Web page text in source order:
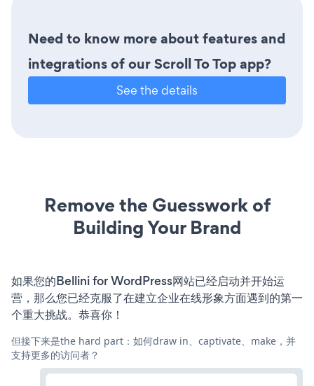
Need to know more about features and
integrations of our Scroll To Top app?
See the details
Remove the Guesswork of
Building Your Brand
如果您的Bellini for WordPress网站已经启动并开始运
营，那么您已经克服了在建立企业在线形象方面遇到的第一
个重大挑战。恭喜你！
但接下来是the hard part：如何draw in、captivate、make，并
支持更多的访问者？